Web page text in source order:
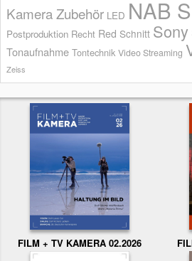
Kamera Zubehör LED NAB
Postproduktion Recht Red Schnitt Sony
Tonaufnahme Tontechnik Video Streaming
Zeiss
FILM + TV KAMERA 02.2026